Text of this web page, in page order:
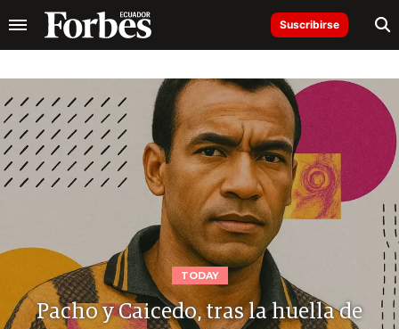
Suscribirse
TODAY
Pacho y Caicedo, tras la huella de